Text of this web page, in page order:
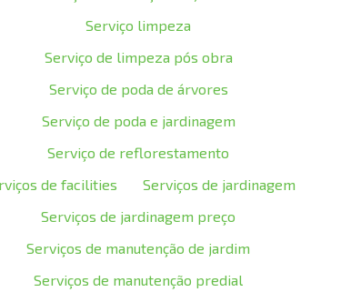
Serviço limpeza
Serviço de limpeza pós obra
Serviço de poda de árvores
Serviço de poda e jardinagem
Serviço de reflorestamento
de facilities
Serviços de jardinagem
Serviços de jardinagem preço
Serviços de manutenção de jardim
Serviços de manutenção predial